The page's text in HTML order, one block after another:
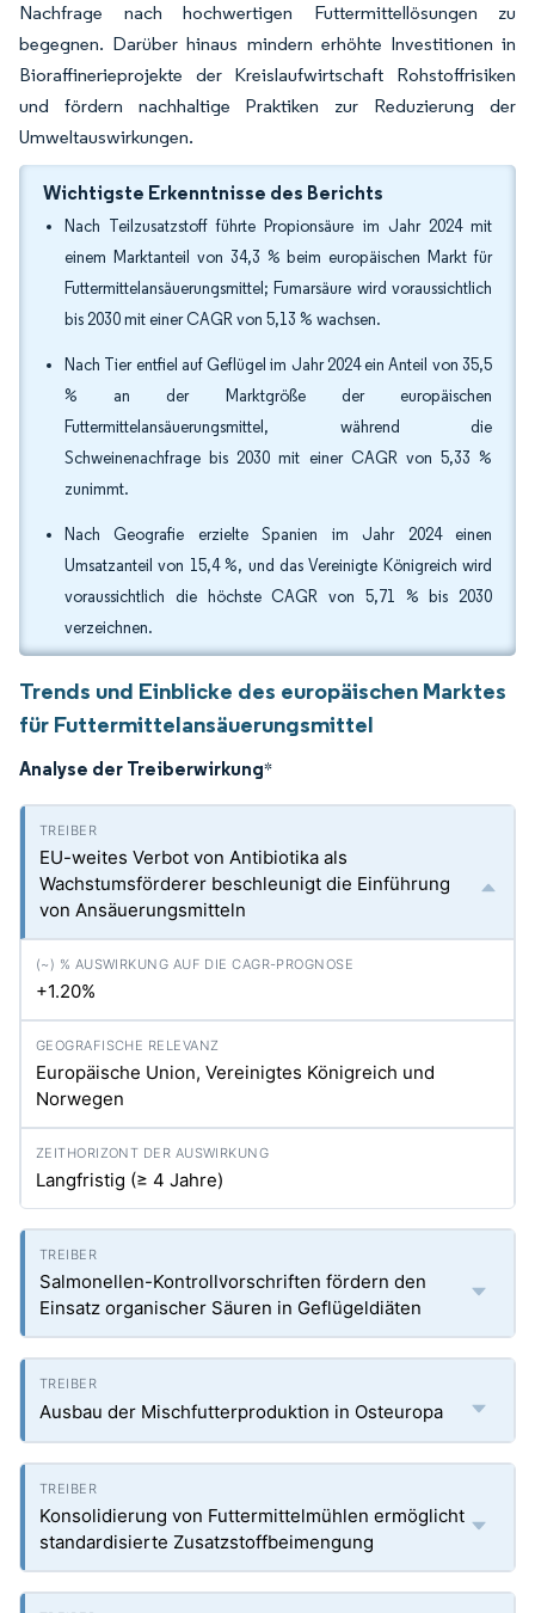
Nachfrage nach hochwertigen Futtermittellösungen zu
begegnen. Darüber hinaus mindern erhöhte Investitionen in
Bioraffinerieprojekte der Kreislaufwirtschaft Rohstoffrisiken
und fördern nachhaltige Praktiken zur Reduzierung der
Umweltauswirkungen.
Wichtigste Erkenntnisse des Berichts
Nach Teilzusatzstoff führte Propionsäure im Jahr 2024 mit
einem Marktanteil von 34,3 % beim europäischen Markt für
Futtermittelansäuerungsmittel; Fumarsäure wird voraussichtlich
bis 2030 mit einer CAGR von 5,13 % wachsen.
Nach Tier entfiel auf Geflügel im Jahr 2024 ein Anteil von 35,5
% an der Marktgröße der europäischen
Futtermittelansäuerungsmittel, während die
Schweinenachfrage bis 2030 mit einer CAGR von 5,33 %
zunimmt.
Nach Geografie erzielte Spanien im Jahr 2024 einen
Umsatzanteil von 15,4 %, und das Vereinigte Königreich wird
voraussichtlich die höchste CAGR von 5,71 % bis 2030
verzeichnen.
Trends und Einblicke des europäischen Marktes
für Futtermittelansäuerungsmittel
Analyse der Treiberwirkung*
EU-weites Verbot von Antibiotika als
Wachstumsförderer beschleunigt die Einführung
von Ansäuerungsmitteln
+1.20%
Europäische Union, Vereinigtes Königreich und
Norwegen
Langfristig (≥ 4 Jahre)
Salmonellen-Kontrollvorschriften fördern den
Einsatz organischer Säuren in Geflügeldiäten
Ausbau der Mischfutterproduktion in Osteuropa
Konsolidierung von Futtermittelmühlen ermöglicht
standardisierte Zusatzstoffbeimengung